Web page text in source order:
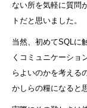
ない所を気軽に質問
トだと思いました。
当然、初めてSQLに
くコミュニケーショ
らよいのかを考える
かしらの糧になると